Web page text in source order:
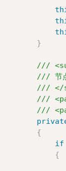
}
///
/// 节
/// </
///
///
{
if
{